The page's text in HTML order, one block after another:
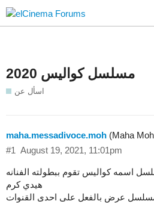
مسلسل كواليس 2020
اسأل عن
maha.messadivoce.moh (Maha
August 19, 2021, 11:01pm
#1
كواليس تقوم ببطولته الفنانه
هيدي كرم
عرض بالفعل على احدى القنوات